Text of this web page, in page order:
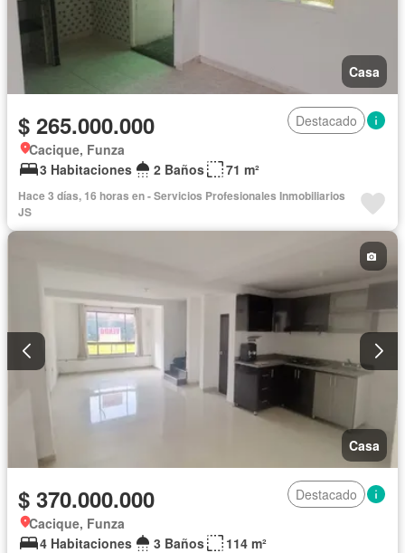
Casa
$ 265.000.000
Destacado
Cacique, Funza
3 Habitaciones
2 Baños 71 m²
Hace 3 días, 16 horas en - Servicios Profesionales Inmobiliarios
JS
Casa
$ 370.000.000
Destacado
Cacique, Funza
4 Habitaciones
3 Baños
114 m²